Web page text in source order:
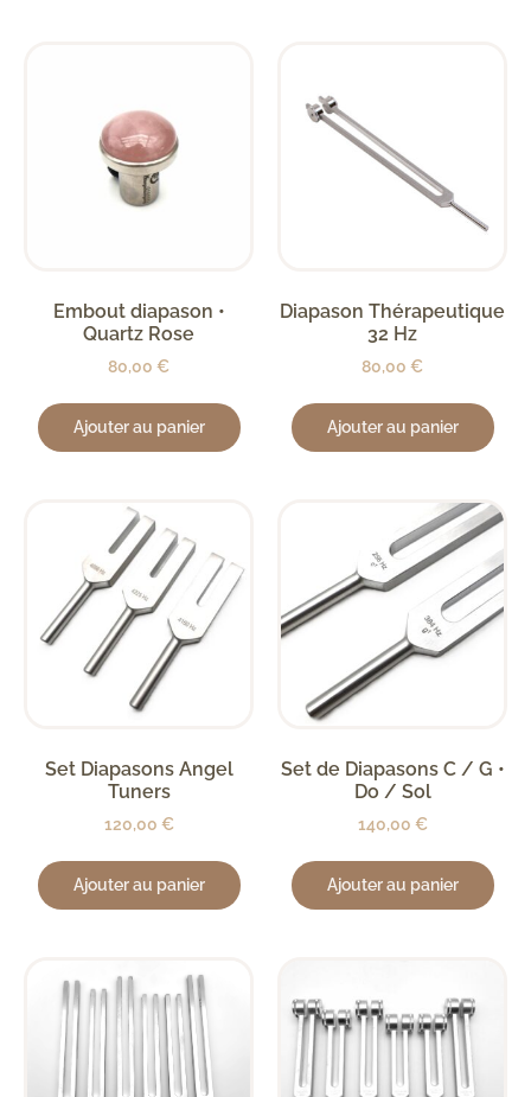
Embout diapason •
Quartz Rose
80,00 €
Ajouter au panier
Diapason Thérapeutique
32 Hz
80,00 €
Ajouter au panier
Set Diapasons Angel
Tuners
120,00 €
Ajouter au panier
Set de Diapasons C / G •
Do / Sol
140,00 €
Ajouter au panier